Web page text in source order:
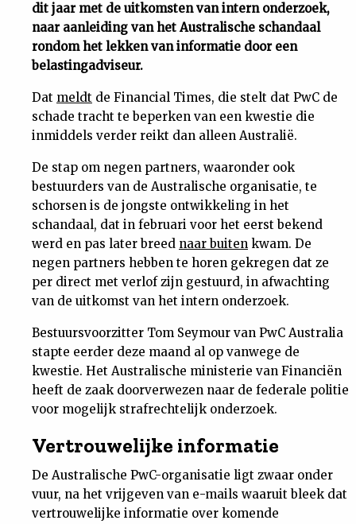
Cijfers
Tuchtrecht
Magazine
Podcast
Dossiers
Nieuwsbrief
Contact
dit jaar met de uitkomsten van intern onderzoek,
naar aanleiding van het Australische schandaal
rondom het lekken van informatie door een
belastingadviseur.
Dat meldt de Financial Times, die stelt dat PwC de
schade tracht te beperken van een kwestie die
inmiddels verder reikt dan alleen Australië.
De stap om negen partners, waaronder ook
bestuurders van de Australische organisatie, te
schorsen is de jongste ontwikkeling in het
schandaal, dat in februari voor het eerst bekend
werd en pas later breed naar buiten kwam. De
negen partners hebben te horen gekregen dat ze
per direct met verlof zijn gestuurd, in afwachting
van de uitkomst van het intern onderzoek.
Bestuursvoorzitter Tom Seymour van PwC Australia
stapte eerder deze maand al op vanwege de
kwestie. Het Australische ministerie van Financiën
heeft de zaak doorverwezen naar de federale politie
voor mogelijk strafrechtelijk onderzoek.
Vertrouwelijke informatie
De Australische PwC-organisatie ligt zwaar onder
vuur, na het vrijgeven van e-mails waaruit bleek dat
vertrouwelijke informatie over komende